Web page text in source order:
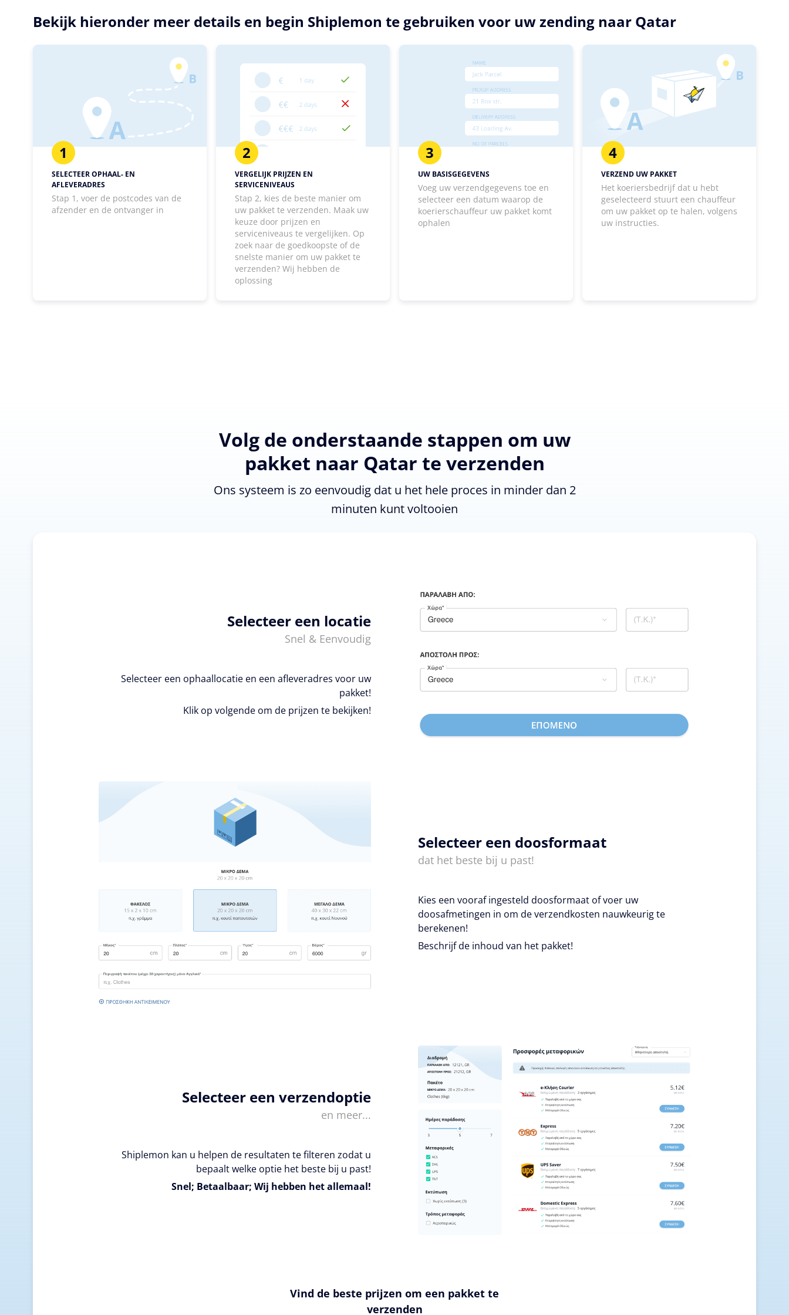
Bekijk hieronder meer details en begin Shiplemon te gebruiken voor uw zending naar Qatar
1
SELECTEER OPHAAL- EN
AFLEVERADRES
Stap 1, voer de postcodes van de
afzender en de ontvanger in
2
VERGELIJK PRIJZEN EN
SERVICENIVEAUS
Stap 2, kies de beste manier om
uw pakket te verzenden. Maak uw
keuze door prijzen en
serviceniveaus te vergelijken. Op
zoek naar de goedkoopste of de
snelste manier om uw pakket te
verzenden? Wij hebben de
oplossing
3
UW BASISGEGEVENS
Voeg uw verzendgegevens toe en
selecteer een datum waarop de
koerierschauffeur uw pakket komt
ophalen
4
VERZEND UW PAKKET
Het koeriersbedrijf dat u hebt
geselecteerd stuurt een chauffeur
om uw pakket op te halen, volgens
uw instructies.
Volg de onderstaande stappen om uw
pakket naar Qatar te verzenden
Ons systeem is zo eenvoudig dat u het hele proces in minder dan 2
minuten kunt voltooien
Selecteer een locatie
Snel & Eenvoudig
Selecteer een ophaallocatie en een afleveradres voor uw
pakket!
Klik op volgende om de prijzen te bekijken!
Selecteer een doosformaat
dat het beste bij u past!
Kies een vooraf ingesteld doosformaat of voer uw
doosafmetingen in om de verzendkosten nauwkeurig te
berekenen!
Beschrijf de inhoud van het pakket!
Selecteer een verzendoptie
en meer...
Shiplemon kan u helpen de resultaten te filteren zodat u
bepaalt welke optie het beste bij u past!
Snel; Betaalbaar; Wij hebben het allemaal!
Vind de beste prijzen om een pakket te
verzenden